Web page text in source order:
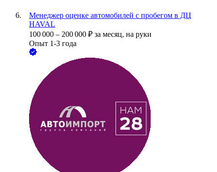
Менеджер оценке автомобилей с пробегом в ДЦ
HAVAL
100 000 – 200 000 ₽ за месяц, на руки
Опыт 1-3 года